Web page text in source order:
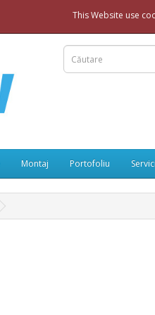
Montaj Portofoliu
This Website use